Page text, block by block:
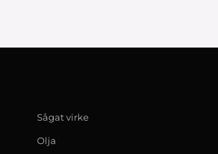
Sågat virke
Olja